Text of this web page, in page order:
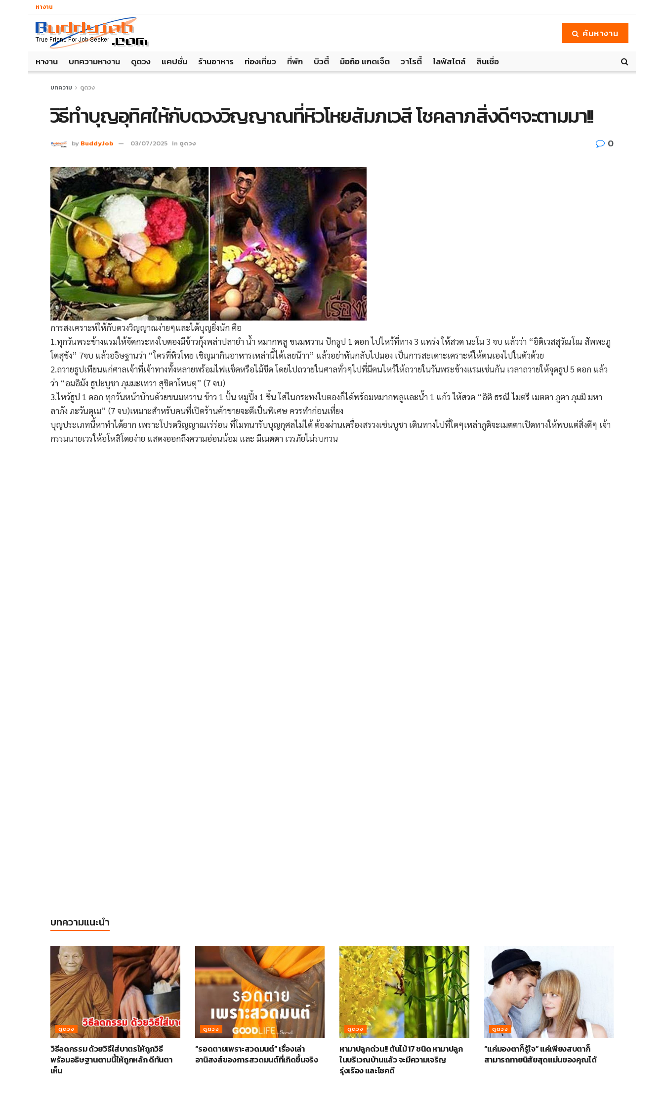
หางาน
ค้นหางาน
หางาน บทความหางาน ดูดวง แคปชั่น ร้านอาหาร ท่องเที่ยว ที่พัก บิวตี้ มือถือ แกดเจ็ต วาไรตี้ ไลฟ์สไตล์ สินเชื่อ
บทความ ดูดวง
วิธีทำบุญอุทิศให้กับดวงวิญญาณที่หิวโหยสัมภเวสี โชคลาภสิ่งดีๆจะตามมา!!
by BuddyJob 03/07/2025 in ดูดวง 0
การสงเคราะห์ให้กับดวงวิญญาณง่ายๆและได้บุญยิ่งนัก คือ
1.ทุกวันพระข้างแรมให้จัดกระทงใบตองมีข้าวกุ้งพล่าปลายำ น้ำ หมากพลู ขนมหวาน ปักธูป 1 ดอก ไปไหว้ที่ทาง 3 แพร่ง ให้สวด นะโม 3 จบ แล้วว่า “อิติเวสสุวัณโณ สัพพะภู
โตสุขัง” 7จบ แล้วอธิษฐานว่า “ใครที่หิวโหย เชิญมากินอาหารเหล่านี้ได้เลยน๊าา” แล้วอย่าหันกลับไปมอง เป็นการสะเดาะเคราะห์ให้ตนเองไปในตัวด้วย
2.ถวายธูปเทียนแก่ศาลเจ้าที่เจ้าทางทั้งหลายพร้อมไฟแช็คหรือไม้ขีด โดยไปถวายในศาลทั่วๆไปที่มีคนไหว้ให้ถวายในวันพระข้างแรมเช่นกัน เวลาถวายให้จุดธูป 5 ดอก แล้ว
ว่า “อมอิมัง ธูปะบูชา ภุมมะเทวา สุขิตาโหนตุ” (7 จบ)
3.ไหว้ธูป 1 ดอก ทุกวันหน้าบ้านด้วยขนมหวาน ข้าว 1 ปั้น หมูปิ้ง 1 ชิ้น ใส่ในกระทงใบตองก็ได้พร้อมหมากพลูและน้ำ 1 แก้ว ให้สวด “อิติ ธรณี ไมตรี เมตตา ภูตา ภุมมิ มหา
ลาภัง ภะวันตุเม” (7 จบ)เหมาะสำหรับคนที่เปิดร้านค้าขายจะดีเป็นพิเศษ ควรทำก่อนเที่ยง
บุญประเภทนี้หาทำได้ยาก เพราะโปรดวิญญาณเร่ร่อน ที่โมทนารับบุญกุศลไม่ได้ ต้องผ่านเครื่องสรวงเซ่นบูชา เดินทางไปที่ใดๆเหล่าภูติจะเมตตาเปิดทางให้พบแต่สิ่งดีๆ เจ้า
กรรมนายเวรให้อโหสิโดยง่าย แสดงออกถึงความอ่อนน้อม และ มีเมตตา เวรภัยไม่รบกวน
บทความแนะนำ
ดูดวง
วิธีลดกรรม ด้วยวิธีใส่บาตรให้ถูกวิธี
พร้อมอธิษฐานตามนี้ให้ถูกหลัก ดีทันตา
เห็น
ดูดวง
“รอดตายเพราะสวดมนต์” เรื่องเล่า
อานิสงส์ของการสวดมนต์ที่เกิดขึ้นจริง
ดูดวง
หามาปลูกด่วน!! ต้นไม้ 17 ชนิด หามาปลูก
ในบริเวณบ้านแล้ว จะมีความเจริญ
รุ่งเรือง และโชคดี
ดูดวง
“แค่มองตาก็รู้ใจ” แค่เพียงสบตาก็
สามารถทายนิสัยสุดแม่นของคุณได้